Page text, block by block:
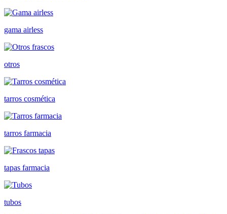
gama airless
otros
tarros cosmética
tarros farmacia
tapas farmacia
tubos